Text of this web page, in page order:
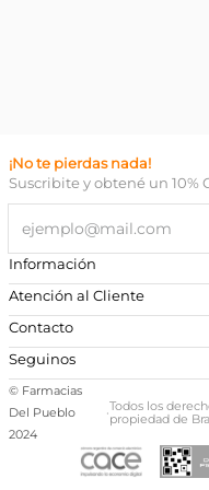
¡No te pierdas nada!
Suscribite y obtené un 10%
Información
Atención al Cliente
Contacto
¿Necesitás ayuda?
Preguntas Frecuentes
Escribinos a nuestro
+54 381 581-0674
Seguinos
© Farmacias
Del Pueblo
2024
·Todos los
propiedad de